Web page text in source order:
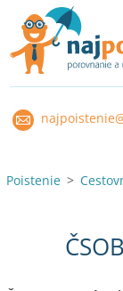
Poistenie